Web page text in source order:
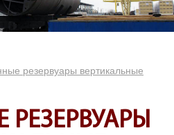
резервуары вертикальные
РЕЗЕРВУАРЫ